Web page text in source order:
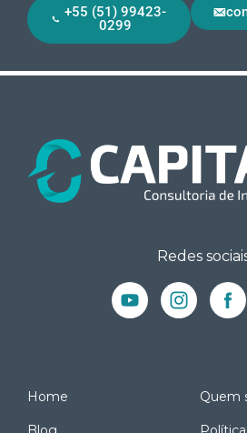
+55 (51) 99423-
0299
Redes
Home Quem